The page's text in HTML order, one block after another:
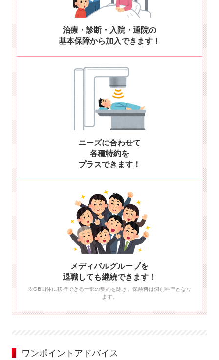
治療・診断・入院・通院の
基本保障から加入できます！
ニーズに合わせて
各種特約を
プラスできます！
メディパルグループを
退職しても継続できます！
※OB団体に移行できる一部の契約を除き、保険料は個別料率となり
ます。
ワンポイントアドバイス